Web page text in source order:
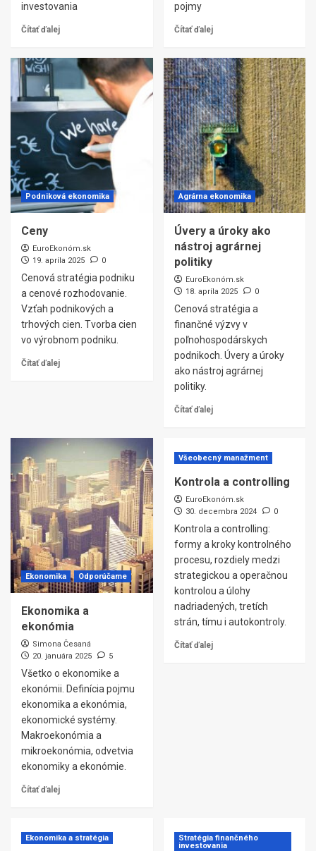
investovania
Čítať ďalej
pojmy
Čítať ďalej
Podniková ekonomika
Ceny
EuroEkonóm.sk
19. apríla 2025
0
Cenová stratégia podniku
a cenové rozhodovanie.
Vzťah podnikových a
trhových cien. Tvorba cien
vo výrobnom podniku.
Čítať ďalej
Agrárna ekonomika
Úvery a úroky ako
nástroj agrárnej
politiky
EuroEkonóm.sk
18. apríla 2025
0
Cenová stratégia a
finančné výzvy v
poľnohospodárskych
podnikoch. Úvery a úroky
ako nástroj agrárnej
politiky.
Čítať ďalej
Ekonomika Odporúčame
Ekonomika a
ekonómia
Simona Česaná
20. januára 2025
5
Všetko o ekonomike a
ekonómii. Definícia pojmu
ekonomika a ekonómia,
ekonomické systémy.
Makroekonómia a
mikroekonómia, odvetvia
ekonomiky a ekonómie.
Čítať ďalej
Všeobecný manažment
Kontrola a controlling
EuroEkonóm.sk
30. decembra 2024
0
Kontrola a controlling:
formy a kroky kontrolného
procesu, rozdiely medzi
strategickou a operačnou
kontrolou a úlohy
nadriadených, tretích
strán, tímu i autokontroly.
Čítať ďalej
Ekonomika a stratégia
Stratégia finančného
investovania